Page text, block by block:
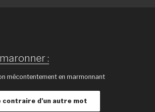
:
mécontentement en marmonnant
contraire d'un autre mot